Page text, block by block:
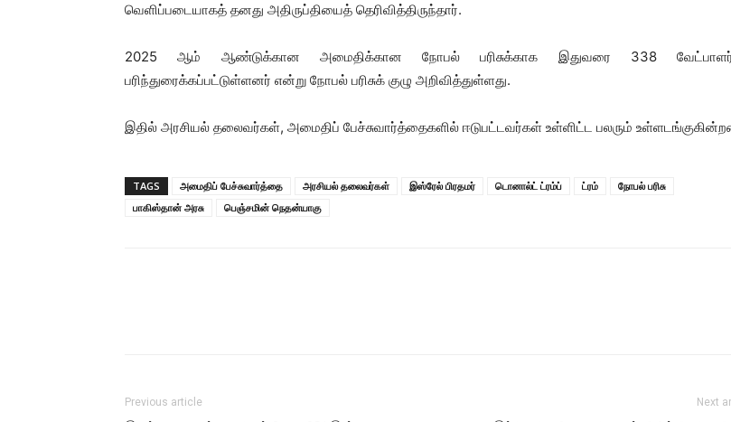
வெளிப்படையாகத் தனது அதிருப்தியைத் தெரிவித்திருந்தார்.
2025 ஆம் ஆண்டுக்கான அமைதிக்கான நோபல் பரிசுக்காக இதுவரை 338
பரிந்துரைக்கப்பட்டுள்ளனர் என்று நோபல் பரிசுக் குழு அறிவித்துள்ளது.
இதில் அரசியல் தலைவர்கள், அமைதிப் பேச்சுவார்த்தைகளில் ஈடுபட்டவர்கள் உள்ளிட்ட பலரும்
TAGS அமைதிப் பேச்சுவார்த்தை அரசியல் தலைவர்கள் இஸ்ரேல் பிரதமர் டொனால்ட் ட்ரம்ப் ட்ரம்
நோபல் பரிசு
பாகிஸ்தான் அரசு
பெஞ்சமின் நெதன்யாகு
Previous article Next